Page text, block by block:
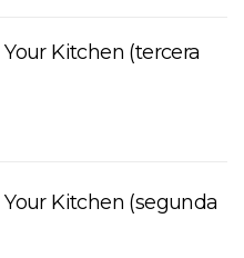
Kitchen (tercera
Kitchen (segunda